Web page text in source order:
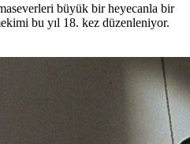
büyük bir heyecanla bir
bu yıl 18. kez düzenleniyor.